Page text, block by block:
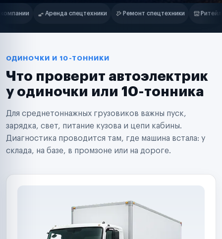
Нам доверяют
Ремонт спецтехники Ритейл-сети Управляющие компании
Маркетплейсы
Таксопарки
Автодилеры
Поставщики запчастей
Аренда спецтехники
Ремонт спецтехники
Ритейл-сети
Управляющие компании
Страховые компании
ОДИНОЧКИ И 10-ТОННИКИ
Что проверит автоэлектрик
у одиночки или 10-тонника
Для среднетоннажных грузовиков важны пуск,
зарядка, свет, питание кузова и цепи кабины.
Диагностика проводится там, где машина встала: у
склада, на базе, в промзоне или на дороге.